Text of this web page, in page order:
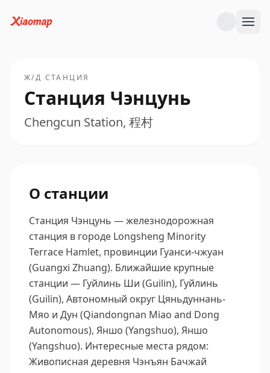
Ж/Д СТАНЦИЯ
Станция Чэнцунь
Chengcun Station, 程村
О станции
Станция Чэнцунь — железнодорожная
станция в городе Longsheng Minority
Terrace Hamlet, провинции Гуанси-чжуан
(Guangxi Zhuang). Ближайшие крупные
станции — Гуйлинь Ши (Guilin), Гуйлинь
(Guilin), Автономный округ Цяньдуннань-
Мяо и Дун (Qiandongnan Miao and Dong
Autonomous), Яншо (Yangshuo), Яншо
(Yangshuo). Интересные места рядом:
Живописная деревня Чэнъян Бачжай